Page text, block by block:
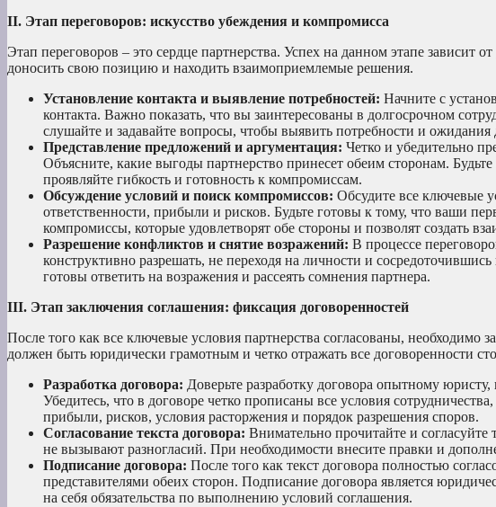
II. Этап переговоров: искусство убеждения и компромисса
Этап переговоров – это сердце партнерства. Успех на данном этапе зависит
доносить свою позицию и находить взаимоприемлемые решения.
Установление контакта и выявление потребностей: Начните с
контакта. Важно показать, что вы заинтересованы в долгосрочном
слушайте и задавайте вопросы, чтобы выявить потребности и ожидания
Представление предложений и аргументация: Четко и убедительно
Объясните, какие выгоды партнерство принесет обеим сторонам.
проявляйте гибкость и готовность к компромиссам.
Обсуждение условий и поиск компромиссов: Обсудите все ключевые
ответственности, прибыли и рисков. Будьте готовы к тому, что ваши
компромиссы, которые удовлетворят обе стороны и позволят создать
Разрешение конфликтов и снятие возражений: В процессе
конструктивно разрешать, не переходя на личности и
готовы ответить на возражения и рассеять сомнения партнера.
III. Этап заключения соглашения: фиксация договоренностей
После того как все ключевые условия партнерства согласованы,
должен быть юридически грамотным и четко отражать все договоренности
Разработка договора: Доверьте разработку договора опытному
Убедитесь, что в договоре четко прописаны все условия
прибыли, рисков, условия расторжения и порядок разрешения споров.
Согласование текста договора: Внимательно прочитайте и
не вызывают разногласий. При необходимости внесите правки и
Подписание договора: После того как текст договора полностью
представителями обеих сторон. Подписание договора является
на себя обязательства по выполнению условий соглашения.